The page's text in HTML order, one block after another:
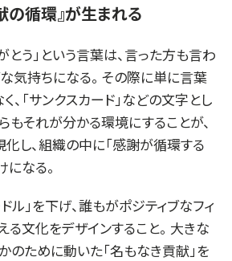
の循環』が生まれる
とう」という言葉は、言った方も言わ
気持ちになる。 その際に単に言葉
、「サンクスカード」などの文字とし
もそれが分かる環境にすることが、
し、組織の中に「感謝が循環する
になる。
ル」を下げ、誰もがポジティブなフィ
る文化をデザインすること。 大きな
のために動いた「名もなき貢献」を